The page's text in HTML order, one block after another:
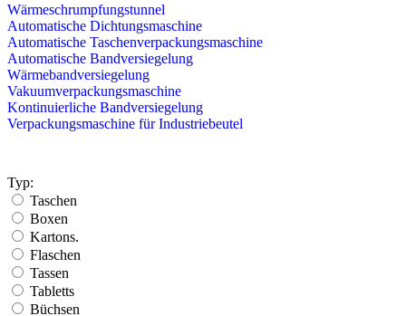
Wärmeschrumpfungstunnel
Automatische Dichtungsmaschine
Automatische Taschenverpackungsmaschine
Automatische Bandversiegelung
Wärmebandversiegelung
Vakuumverpackungsmaschine
Kontinuierliche Bandversiegelung
Verpackungsmaschine für Industriebeutel
Typ:
Taschen
Boxen
Kartons.
Flaschen
Tassen
Tabletts
Büchsen